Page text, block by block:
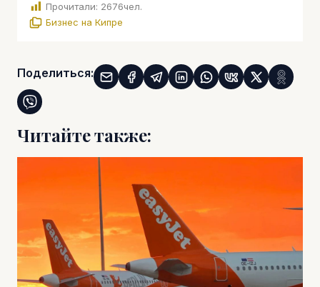
Прочитали: 2676чел.
Бизнес на Кипре
Поделиться:
Читайте также: